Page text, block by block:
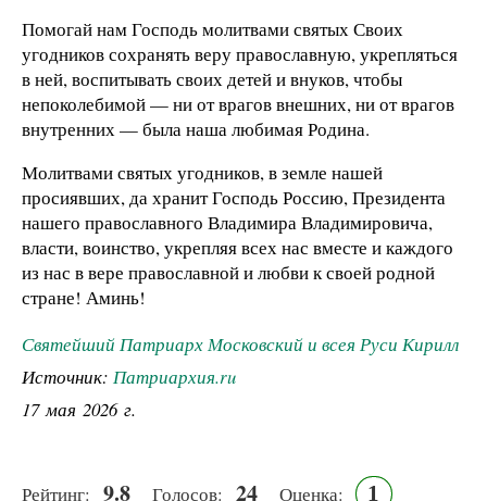
Помогай нам Господь молитвами святых Своих
угодников сохранять веру православную, укрепляться
в ней, воспитывать своих детей и внуков, чтобы
непоколебимой — ни от врагов внешних, ни от врагов
внутренних — была наша любимая Родина.
Молитвами святых угодников, в земле нашей
просиявших, да хранит Господь Россию, Президента
нашего православного Владимира Владимировича,
власти, воинство, укрепляя всех нас вместе и каждого
из нас в вере православной и любви к своей родной
стране! Аминь!
Святейший Патриарх Московский и всея Руси Кирилл
Источник: Патриархия.ru
17 мая 2026 г.
Рейтинг: 9.8 Голосов: 24 Оценка: 1